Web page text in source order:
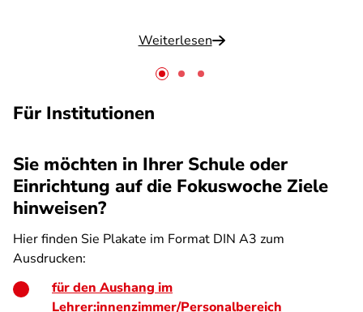
Weiterlesen
Für Institutionen
Sie möchten in Ihrer Schule oder
Einrichtung auf die Fokuswoche Ziele
hinweisen?
Hier finden Sie Plakate im Format DIN A3 zum
Ausdrucken:
für den Aushang im
Lehrer:innenzimmer/Personalbereich